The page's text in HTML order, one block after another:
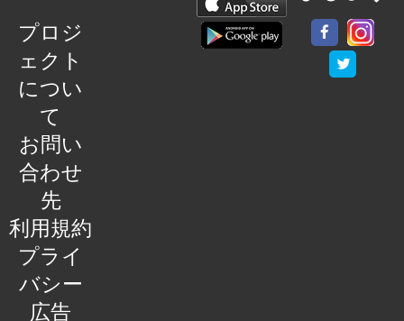
プロジ
ェクト
につい
て
お問い
合わせ
先
利用規約
プライ
バシー
広告